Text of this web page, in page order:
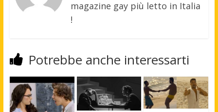
magazine gay più letto in Italia
!
Potrebbe anche interessarti